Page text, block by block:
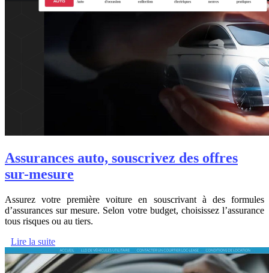
Assurances auto, souscrivez des offres
sur-mesure
Assurez votre première voiture en souscrivant à des formules
d’assurances sur mesure. Selon votre budget, choisissez l’assurance
tous risques ou au tiers.
Lire la suite